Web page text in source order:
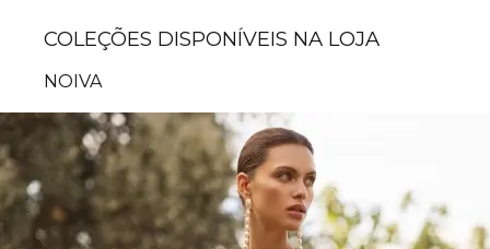
COLEÇÕES DISPONÍVEIS NA LOJA
NOIVA